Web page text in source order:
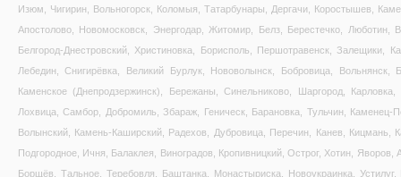
Изюм, Чигирин, Вольногорск, Коломыя, Татарбунары, Дергачи, Коростышев,
Апостолово, Новомосковск, Энергодар, Житомир, Белз, Берестечко,
Белгород-Днестровский, Христиновка, Борисполь, Першотравенск, Залещики,
Лебедин, Снигирёвка, Великий Бурлук, Нововолынск, Бобровица,
Каменское (Днепродзержинск), Бережаны, Синельниково, Шаргород,
Лохвица, Самбор, Добромиль, Збараж, Геническ, Барановка, Тульчин,
Волынский, Камень-Каширский, Радехов, Дубровица, Перечин, Канев,
Подгородное, Ичня, Балаклея, Виноградов, Кропивницкий, Острог, Хотин,
Борщёв, Тальное, Теребовля, Баштанка, Монастыриска, Новоукраинка,